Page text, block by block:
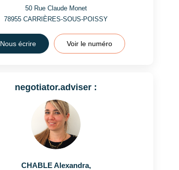
50 Rue Claude Monet
78955CARRIÈRES-SOUS-POISSY
Nous écrire Voir le numéro
negotiator.adviser :
CHABLE Alexandra,